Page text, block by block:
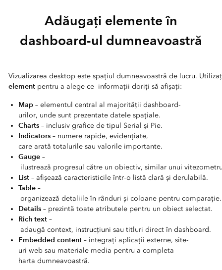
Adăugați elemente în
dashboard-ul dumneavoastră
Vizualizarea desktop este spațiul dumneavoastră de lucru.
elementpentru a alege ce informații doriți să afișați:
Map– elementul central al majorității dashboard-
urilor, unde sunt prezentate datele spațiale.
Charts– inclusiv grafice de tipul Serial și Pie.
Indicators– numere rapide, evidențiate,
care arată totalurile sau valorile importante.
Gauge–
ilustrează progresul către un obiectiv, similar unui
List– afișează caracteristicile într-o listă clară și derulabilă.
Table–
organizează detaliile în rânduri și coloane pentru comparație.
Details– prezintă toate atributele pentru un obiect selectat.
Rich text–
adaugă context, instrucțiuni sau titluri direct în dashboard.
Embedded content– integrați aplicații externe, site-
uri web sau materiale media pentru a completa
harta dumneavoastră.